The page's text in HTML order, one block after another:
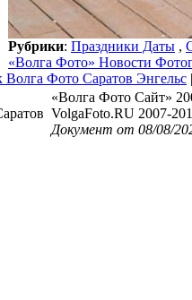
Рубрики: Праздники Даты ,
«Волга Фото» Новости
Фото Саратов Энгельс
«Волга Фото Сайт»
VolgaFoto.RU 2007-
Документ от 08/08/